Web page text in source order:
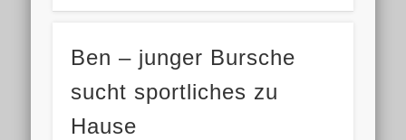
Ben – junger Bursche
sucht sportliches zu
Hause